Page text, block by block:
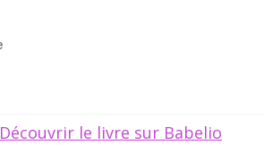
Découvrir le livre sur Babelio